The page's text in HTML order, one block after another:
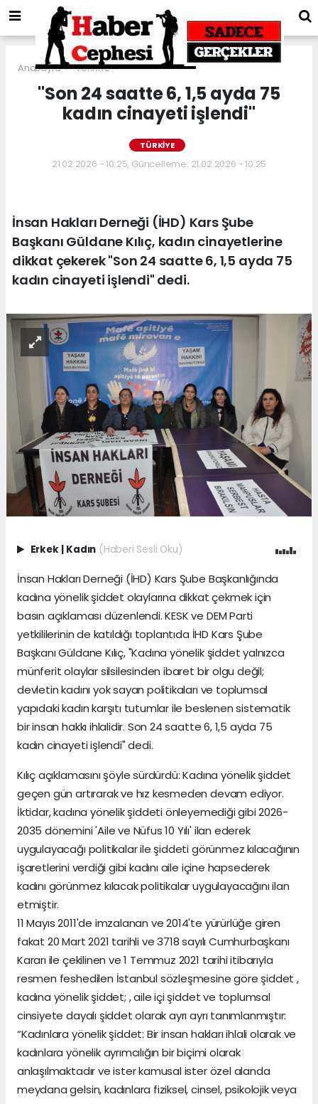
Anasayfa TÜRKİYE
"Son 24 saatte 6, 1,5 ayda 75
kadın cinayeti işlendi"
TÜRKİYE
21.02.2026 - 10:25, Güncelleme: 21.02.2026 - 10:25
İnsan Hakları Derneği (İHD) Kars Şube
Başkanı Güldane Kılıç, kadın cinayetlerine
dikkat çekerek "Son 24 saatte 6, 1,5 ayda 75
kadın cinayeti işlendi" dedi.
Erkek Kadın (Haberi Sesli Oku)
İnsan Hakları Derneği (İHD) Kars Şube Başkanlığında
kadına yönelik şiddet olaylarına dikkat çekmek için
basın açıklaması düzenlendi. KESK ve DEM Parti
yetkililerinin de katıldığı toplantıda İHD Kars Şube
Başkanı Güldane Kılıç, "Kadına yönelik şiddet yalnızca
münferit olaylar silsilesinden ibaret bir olgu değil;
devletin kadını yok sayan politikaları ve toplumsal
yapıdaki kadın karşıtı tutumlar ile beslenen sistematik
bir insan hakkı ihlalidir. Son 24 saatte 6, 1,5 ayda 75
kadın cinayeti işlendi" dedi.
Kılıç açıklamasını şöyle sürdürdü: Kadına yönelik şiddet
geçen gün artırarak ve hız kesmeden devam ediyor.
İktidar, kadına yönelik şiddeti önleyemediği gibi 2026-
2035 dönemini 'Aile ve Nüfus 10 Yılı' ilan ederek
uygulayacağı politikalar ile şiddeti görünmez kılacağının
işaretlerini verdiği gibi kadını aile içine hapsederek
kadını görünmez kılacak politikalar uygulayacağını ilan
etmiştir.
11 Mayıs 2011'de imzalanan ve 2014'te yürürlüğe giren
fakat 20 Mart 2021 tarihli ve 3718 sayılı Cumhurbaşkanı
Kararı ile çekilinen ve 1 Temmuz 2021 tarihi itibarıyla
resmen feshedilen İstanbul sözleşmesine göre şiddet ,
kadına yönelik şiddet; , aile içi şiddet ve toplumsal
cinsiyete dayalı şiddet olarak ayrı ayrı tanımlanmıştır:
“Kadınlara yönelik şiddet: Bir insan hakları ihlali olarak ve
kadınlara yönelik ayrımcılığın bir biçimi olarak
anlaşılmaktadır ve ister kamusal ister özel alanda
meydana gelsin, kadınlara fiziksel, cinsel, psikolojik veya